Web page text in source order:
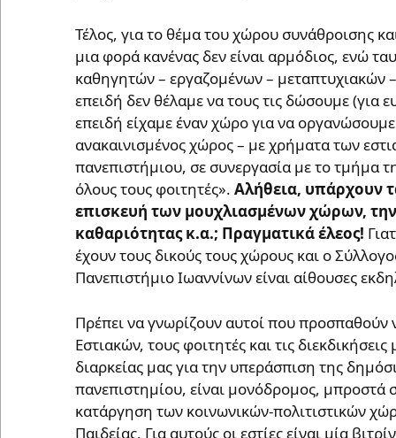
Τέλος, για το θέμα του χώρου συνάθροισης
μια φορά κανένας δεν είναι αρμόδιος, ενώ
καθηγητών – εργαζομένων – μεταπτυχιακών
επειδή δεν θέλαμε να τους τις δώσουμε
επειδή είχαμε έναν χώρο για να
ανακαινισμένος χώρος – με χρήματα των
πανεπιστήμιου, σε συνεργασία με το τμήμα
όλους τους φοιτητές». Αλήθεια, υπάρχουν
επισκευή των μουχλιασμένων χώρων,
καθαριότητας κ.α.; Πραγματικά έλεος!
έχουν τους δικούς τους χώρους και ο
Πανεπιστήμιο Ιωαννίνων είναι αίθουσες
Πρέπει να γνωρίζουν αυτοί που
Εστιακών, τους φοιτητές και τις
διαρκείας μας για την υπεράσπιση της
πανεπιστημίου, είναι μονόδρομος,
κατάργηση των κοινωνικών-πολιτιστικών
Παιδείας. Για αυτούς οι εστίες είναι μία